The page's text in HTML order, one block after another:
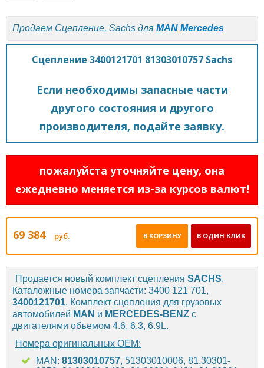
Продаем Сцепление, Sachs для MAN Mercedes
Сцепление 3400121701 81303010757 Sachs
Если необходимы запасные части
другого состояния и другого
производителя, подайте заявку.
пожалуйста уточняйте цену, она
ежедневно меняется из-за курсов валют!
69 384 руб. В ОДИН КЛИК
В КОРЗИНУ
Продается новый комплект сцепления SACHS.
Каталожные номера запчасти: 3400 121 701,
3400121701. Комплект сцепления для грузовых
автомобилей MAN и MERCEDES-BENZ с
двигателями объемом 4.6, 6.3, 6.9L.
Номера оригинальных OEM:
MAN: 81303010757, 51303010006, 81.30301-